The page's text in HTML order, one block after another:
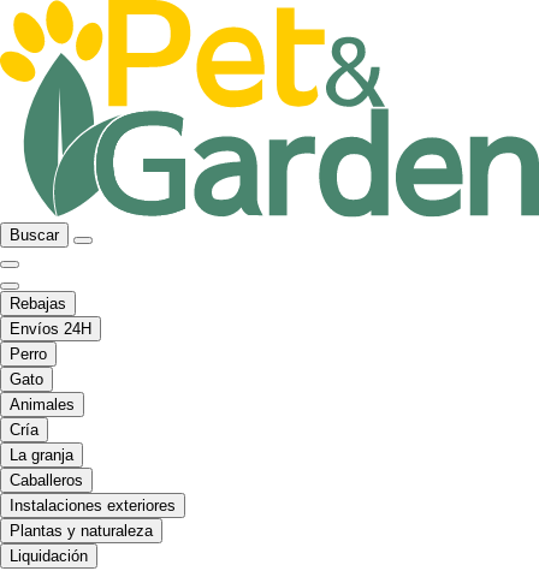
Buscar
Rebajas
Envíos 24H
Perro
Gato
Animales
Cría
La granja
Caballeros
Instalaciones exteriores
Plantas y naturaleza
Liquidación